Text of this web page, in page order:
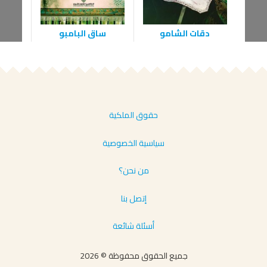
دقات الشامو ساق البامبو
حقوق الملكية
سياسية الخصوصية
من نحن؟
إتصل بنا
أسئلة شائعة
جميع الحقوق محفوظة © 2026